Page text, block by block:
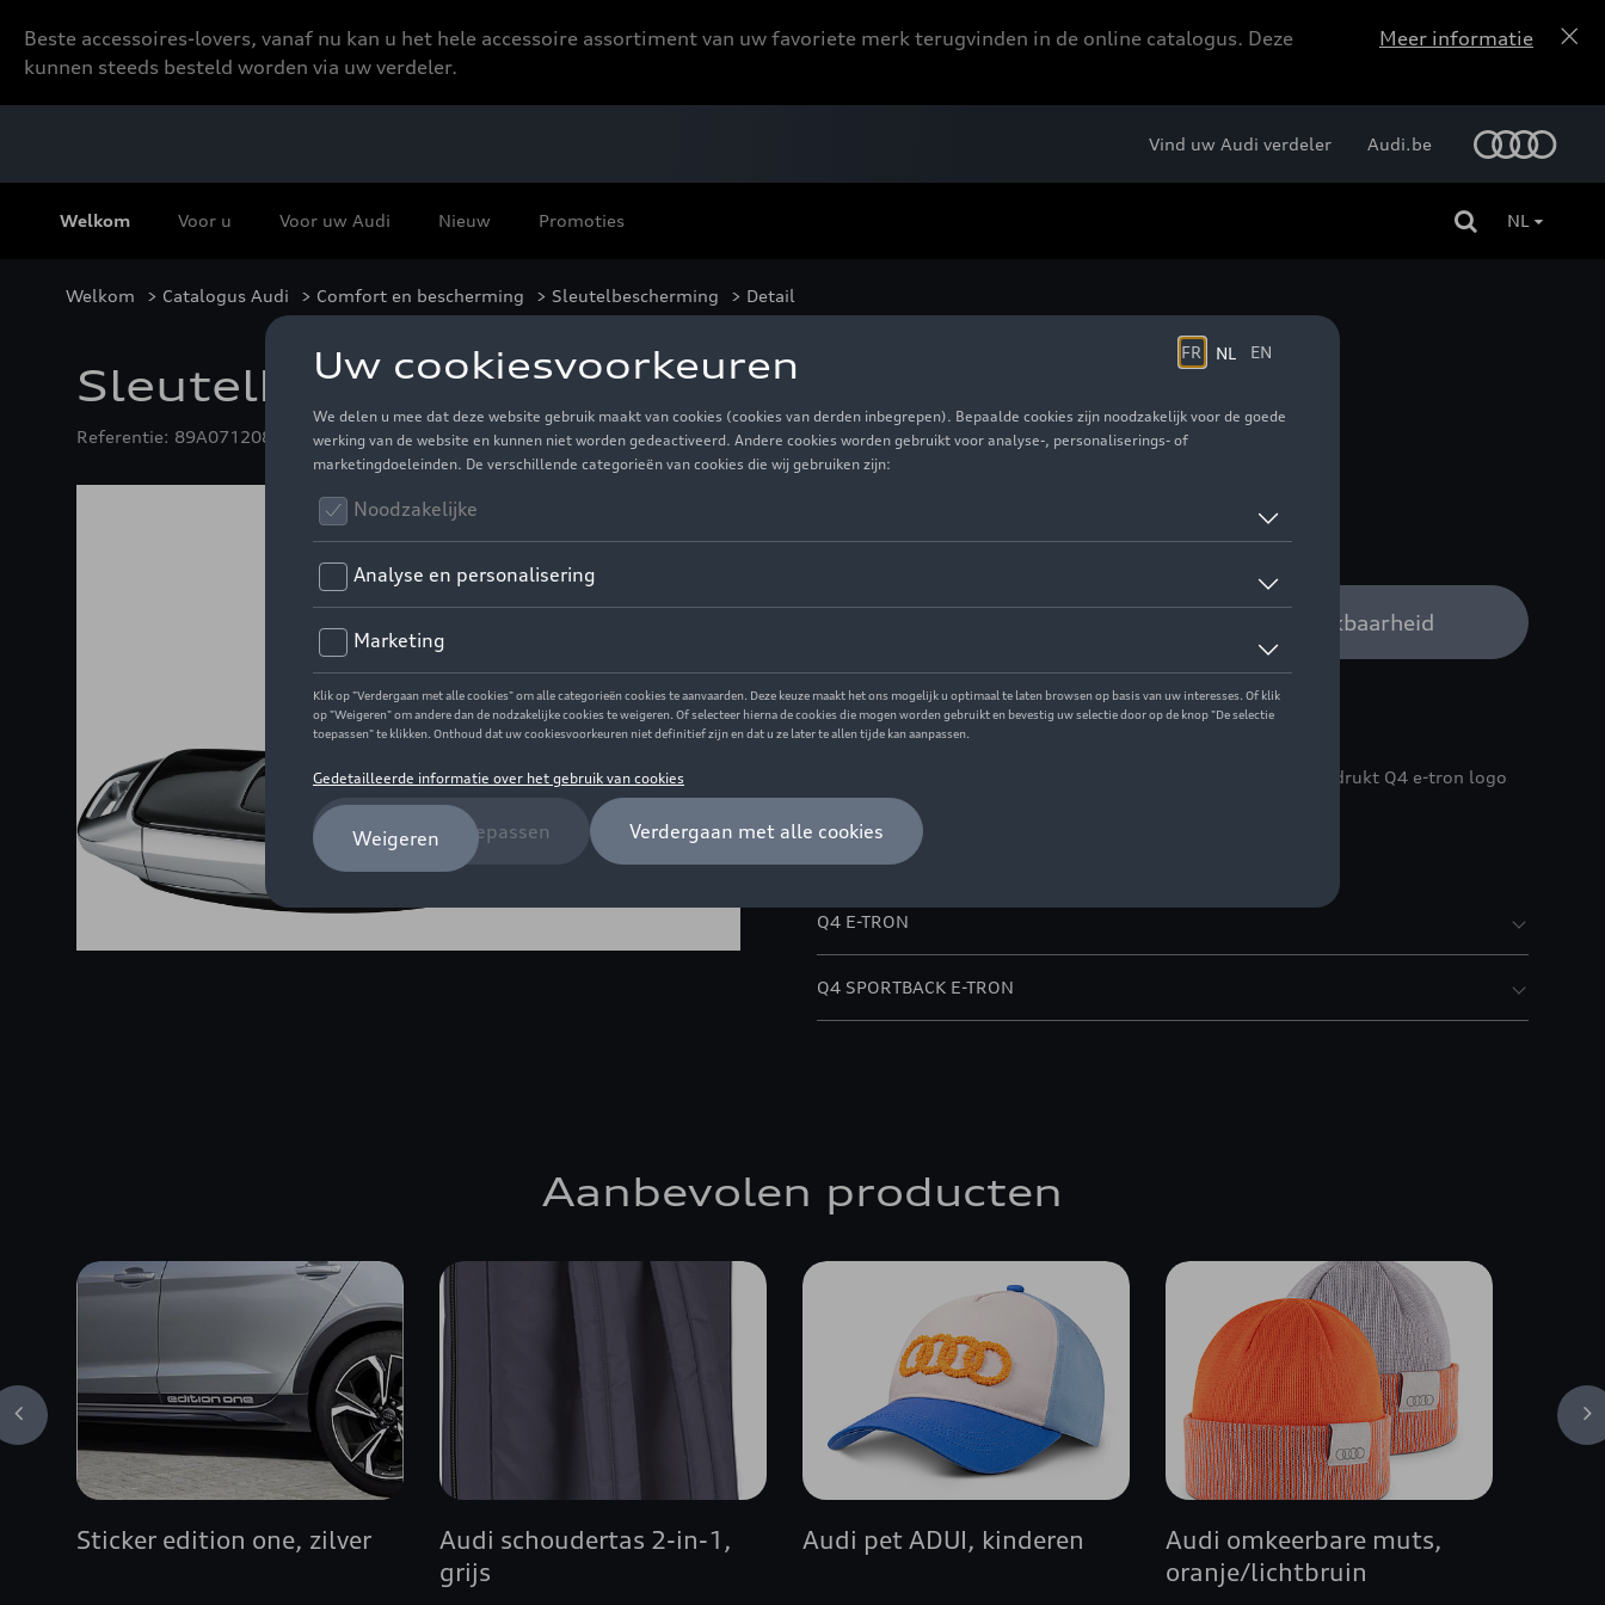
Beste accessoires-lovers, vanaf nu kan u het hele accessoire assortiment van uw favoriete merk terugvinden in de online catalogus. Deze
kunnen steeds besteld worden via uw verdeler.
Meer informatie
Welkom Voor u Voor uw Audi Nieuw Promoties
Vind uw Audi verdeler Audi.be
NL
Welkom > Catalogus Audi > Comfort en bescherming > Sleutelbescherming > Detail
Sleutelhoes met Q4 e-tron logo, zwart
Referentie: 89A071208 Y9T
Contacteer uw Audi verdeler voor beschikbaarheid
Beschrijving
Exclusieve individualisering - de hoogwaardige hoes met opgedrukt Q4 e-tron logo
wordt met plakband op de originele sleutel bevestigd.
Model(len)
Q4 E-TRON
Q4 SPORTBACK E-TRON
Aanbevolen producten
Sticker edition one, zilver
Audi schoudertas 2-in-1,
grijs
Audi pet ADUI, kinderen
Audi omkeerbare muts,
oranje/lichtbruin